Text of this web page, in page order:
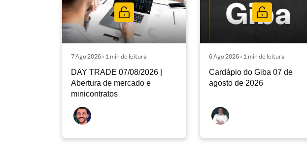
7 Ago 2026 • 1 min de leitura
DAY TRADE 07/08/2026 |
Abertura de mercado e
minicontratos
6 Ago 2026 • 1 min de leitura
Cardápio do Giba 07 de
agosto de 2026